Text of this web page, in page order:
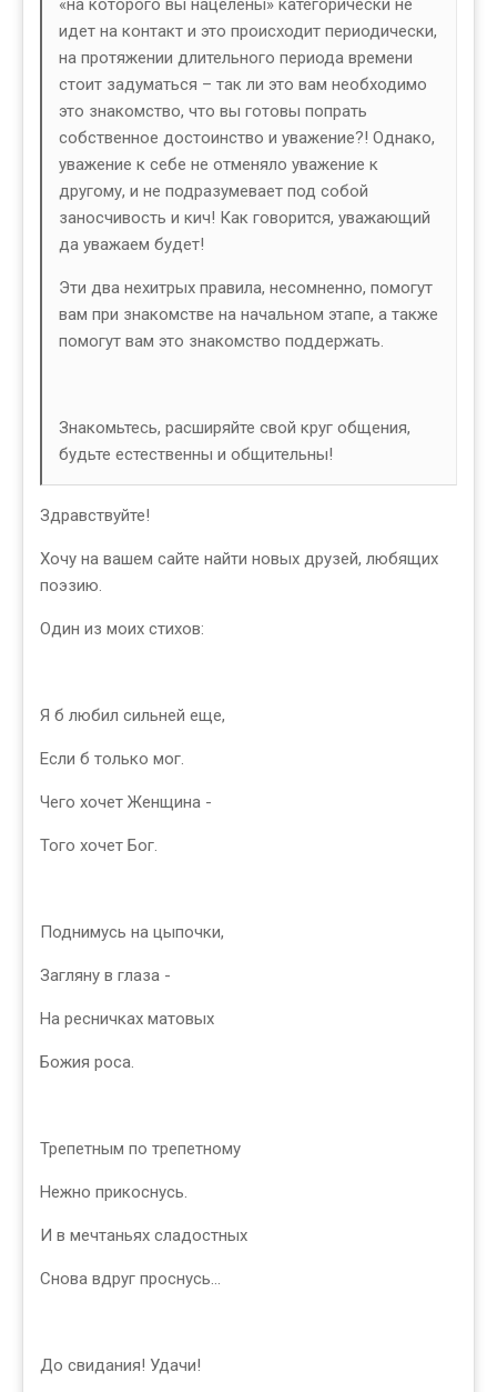
идет на контакт и это происходит периодически,
на протяжении длительного периода времени
стоит задуматься – так ли это вам необходимо
это знакомство, что вы готовы попрать
собственное достоинство и уважение?! Однако,
уважение к себе не отменяло уважение к
другому, и не подразумевает под собой
заносчивость и кич! Как говорится, уважающий
да уважаем будет!
Эти два нехитрых правила, несомненно, помогут
вам при знакомстве на начальном этапе, а также
помогут вам это знакомство поддержать.
Знакомьтесь, расширяйте свой круг общения,
будьте естественны и общительны!
Здравствуйте!
Хочу на вашем сайте найти новых друзей, любящих
поэзию.
Один из моих стихов:
Я б любил сильней еще,
Если б только мог.
Чего хочет Женщина -
Того хочет Бог.
Поднимусь на цыпочки,
Загляну в глаза -
На ресничках матовых
Божия роса.
Трепетным по трепетному
Нежно прикоснусь.
И в мечтаньях сладостных
Снова вдруг проснусь...
До свидания! Удачи!